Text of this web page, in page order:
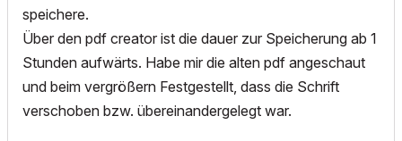
speichere.
Über den pdf creator ist die dauer zur Speicherung ab 1
Stunden aufwärts. Habe mir die alten pdf angeschaut
und beim vergrößern Festgestellt, dass die Schrift
verschoben bzw. übereinandergelegt war.